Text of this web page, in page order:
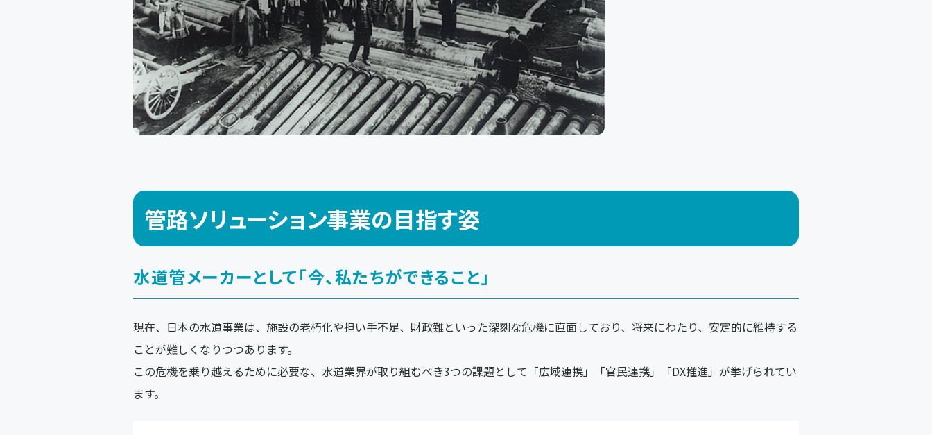
管路ソリューション事業の目指す姿
水道管メーカーとして「今、私たちができること」
現在、日本の水道事業は、施設の老朽化や担い手不足、財政難といった深刻な危機に直面しており、将来にわたり、安定的に維持する
ことが難しくなりつつあります。
この危機を乗り越えるために必要な、水道業界が取り組むべき3つの課題として「広域連携」「官民連携」「DX推進」が挙げられてい
ます。